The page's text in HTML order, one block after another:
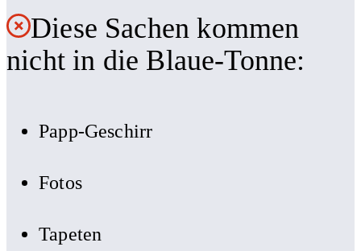
Diese Sachen kommen
nicht in die Blaue-Tonne:
Papp-Geschirr
Fotos
Tapeten